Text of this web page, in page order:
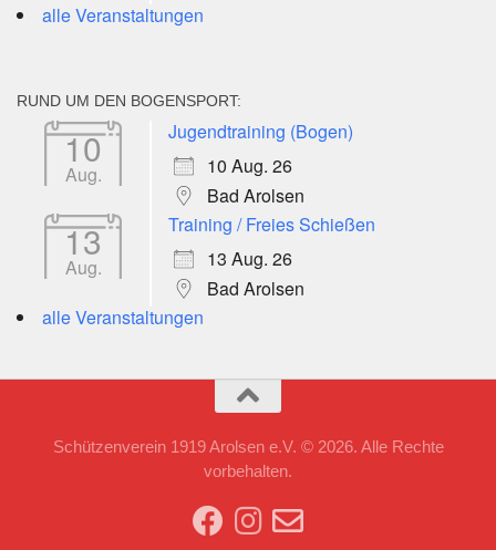
alle Veranstaltungen
RUND UM DEN BOGENSPORT:
10
Aug.
Jugendtraining (Bogen)
10 Aug. 26
Bad Arolsen
13
Aug.
Training / Freies Schießen
13 Aug. 26
Bad Arolsen
alle Veranstaltungen
Schützenverein 1919 Arolsen e.V. © 2026. Alle Rechte
vorbehalten.